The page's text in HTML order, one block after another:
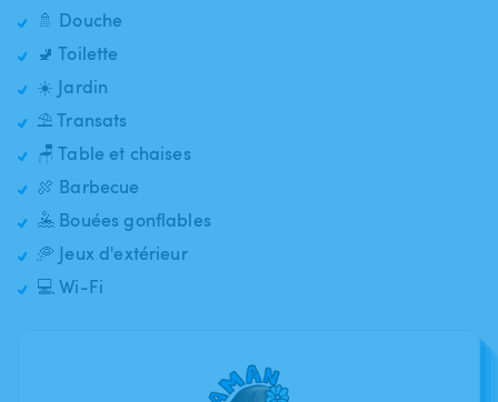
🚿 Douche
🚽 Toilette
☀️ Jardin
⛱️ Transats
🪑 Table et chaises
🍖 Barbecue
🤽 Bouées gonflables
🥏 Jeux d'extérieur
💻 Wi-Fi